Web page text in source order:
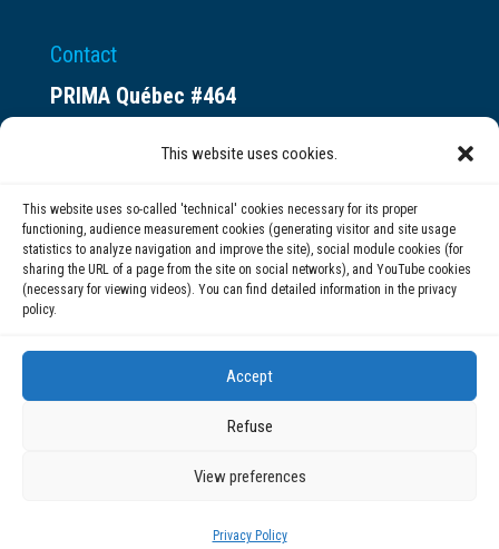
This website uses cookies.
This website uses so-called 'technical' cookies necessary for its proper
functioning, audience measurement cookies (generating visitor and site usage
statistics to analyze navigation and improve the site), social module cookies (for
sharing the URL of a page from the site on social networks), and YouTube cookies
(necessary for viewing videos). You can find detailed information in the privacy
policy.
Accept
Refuse
View preferences
Privacy Policy
Contact
PRIMA Québec #464
Montréal (QC) H3C 0B4
(514) 284-0211
© 2020 | PRIMA Québec